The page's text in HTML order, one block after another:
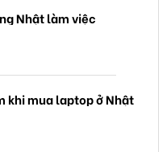
Nhật làm việc
khi mua laptop ở Nhật